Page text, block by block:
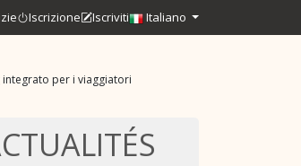
Iscrizione Iscriviti Italiano
integrato per i viaggiatori